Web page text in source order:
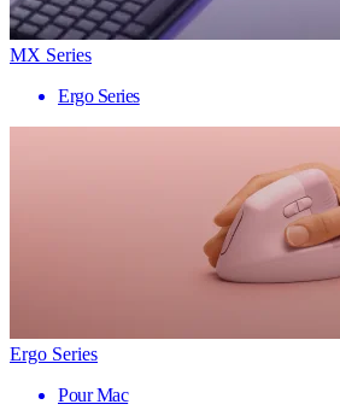
MX Series
Ergo Series
Ergo Series
Pour Mac